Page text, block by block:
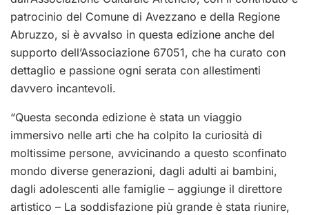
patrocinio del Comune di Avezzano e della Regione
Abruzzo, si è avvalso in questa edizione anche del
supporto dell’Associazione 67051, che ha curato con
dettaglio e passione ogni serata con allestimenti
davvero incantevoli.
“Questa seconda edizione è stata un viaggio
immersivo nelle arti che ha colpito la curiosità di
moltissime persone, avvicinando a questo sconfinato
mondo diverse generazioni, dagli adulti ai bambini,
dagli adolescenti alle famiglie – aggiunge il direttore
artistico – La soddisfazione più grande è stata riunire,